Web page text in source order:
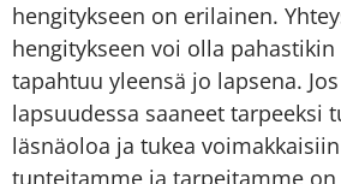
hengitykseen on erilainen.
hengitykseen voi olla
tapahtuu yleensä jo lapsena.
lapsuudessa saaneet tarpeeksi
läsnäoloa ja tukea
tunteitamme ja tarpeitamme on